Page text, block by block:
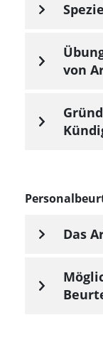
von
Das